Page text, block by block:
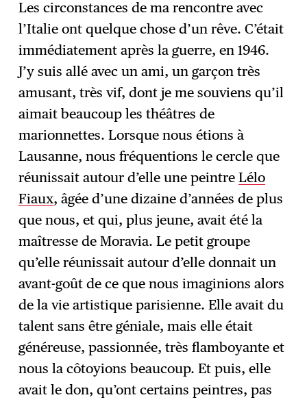
Les circonstances de ma rencontre avec
l’Italie ont quelque chose d’un rêve. C’était
immédiatement après la guerre, en 1946.
J’y suis allé avec un ami, un garçon très
amusant, très vif, dont je me souviens qu’il
aimait beaucoup les théâtres de
marionnettes. Lorsque nous étions à
Lausanne, nous fréquentions le cercle que
réunissait autour d’elle une peintreLélo
Fiaux, âgée d’une dizaine d’années de plus
que nous, et qui, plus jeune, avait été la
maîtresse de Moravia. Le petit groupe
qu’elle réunissait autour d’elle donnait un
avant-goût de ce que nous imaginions alors
de la vie artistique parisienne. Elle avait du
talent sans être géniale, mais elle était
généreuse, passionnée, très flamboyante et
nous la côtoyions beaucoup. Et puis, elle
avait le don, qu’ont certains peintres, pas